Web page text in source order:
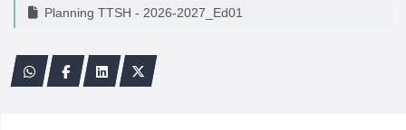
Planning TTSH - 2026-2027_Ed01